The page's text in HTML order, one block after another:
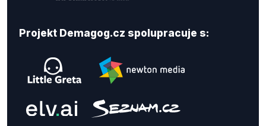
Projekt Demagog.cz spolupracuje s: